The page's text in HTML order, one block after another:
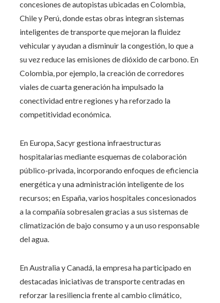
concesiones de autopistas ubicadas en Colombia,
Chile y Perú, donde estas obras integran sistemas
inteligentes de transporte que mejoran la fluidez
vehicular y ayudan a disminuir la congestión, lo que a
su vez reduce las emisiones de dióxido de carbono. En
Colombia, por ejemplo, la creación de corredores
viales de cuarta generación ha impulsado la
conectividad entre regiones y ha reforzado la
competitividad económica.
En Europa, Sacyr gestiona infraestructuras
hospitalarias mediante esquemas de colaboración
público-privada, incorporando enfoques de eficiencia
energética y una administración inteligente de los
recursos; en España, varios hospitales concesionados
a la compañía sobresalen gracias a sus sistemas de
climatización de bajo consumo y a un uso responsable
del agua.
En Australia y Canadá, la empresa ha participado en
destacadas iniciativas de transporte centradas en
reforzar la resiliencia frente al cambio climático,